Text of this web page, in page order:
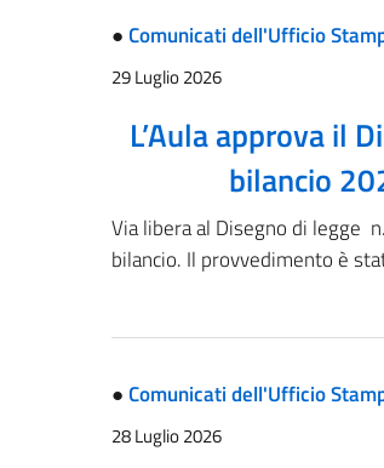
●Comunicati dell'Ufficio
29 Luglio 2026
L’Aula approva il
bilancio
Via libera al Disegno di legge
bilancio. Il provvedimento è
●Comunicati dell'Ufficio
28 Luglio 2026